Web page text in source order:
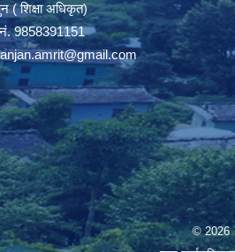
( शिक्षा अधिकृत)
न‌ं. 9858391151
anjan.amrit@gmail.com
© 2026